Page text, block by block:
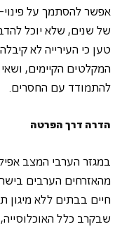
אפשר להסתמך על פינוי-
של שנים, שלא יוכל
טען כי העירייה לא
המקלטים הקיימים,
להתמודד עם החסרים.
הדרה דרך הפרטה
מהאזרחים הערבים
חיים בבתים ללא מיגון